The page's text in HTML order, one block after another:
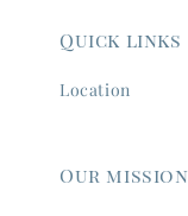
Quick links
Location
Our mission